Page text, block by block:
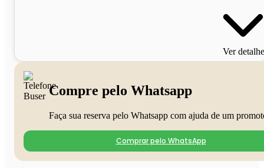
Ver
Compre pelo Whatsapp
Faça sua reserva pelo Whatsapp com ajuda de um
Comprar pelo WhatsApp